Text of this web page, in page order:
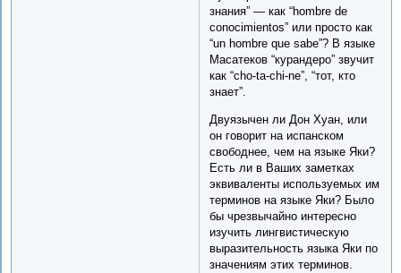
знания” — как “hombre de
conocimientos” или просто как
“un hombre que sabe”? В языке
Масатеков “курандеро” звучит
как “cho-ta-chi-ne”, “тот, кто
знает”.
Двуязычен ли Дон Хуан, или
он говорит на испанском
свободнее, чем на языке Яки?
Есть ли в Ваших заметках
эквиваленты используемых им
терминов на языке Яки? Было
бы чрезвычайно интересно
изучить лингвистическую
выразительность языка Яки по
значениям этих терминов.